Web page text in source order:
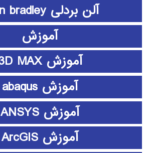
آلن بردلی Allen bradley
آموزش
آموزش 3D MAX
آموزش abaqus
آموزش ANSYS
آموزش ArcGIS